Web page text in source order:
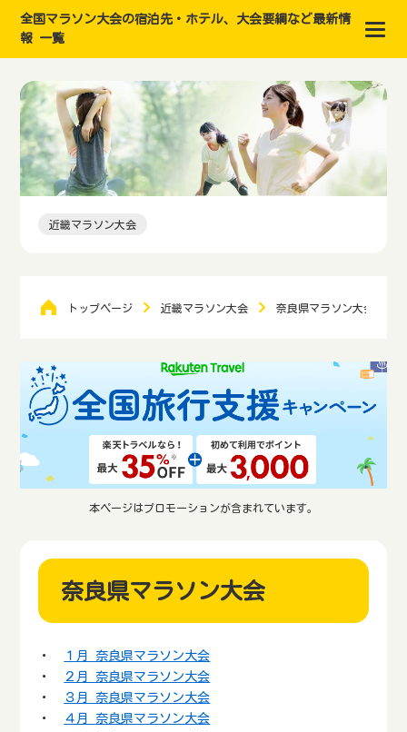
全国マラソン大会の宿泊先・ホテル、大会要綱など最新情
報 一覧
近畿マラソン大会
トップページ 近畿マラソン大会 奈良県マラソン大会
本ページはプロモーションが含まれています。
奈良県マラソン大会
・
１月 奈良県マラソン大会
・
２月 奈良県マラソン大会
・
３月 奈良県マラソン大会
・
４月 奈良県マラソン大会